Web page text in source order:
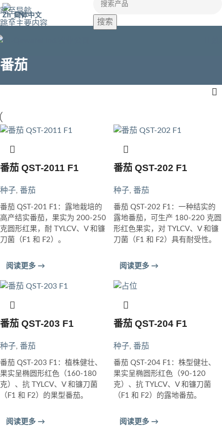
跳至导航
跳至主要内容
简体中文
搜索
番茄
番茄 QST-2011 F1
种子, 番茄
番茄 QST-201 F1：露地栽培的
高产结实番茄，果实为 200-250
克圆形红果，耐 TYLCV、V 和镰
刀菌（F1 和 F2）。
阅读更多 →
番茄 QST-202 F1
种子, 番茄
番茄 QST-202 F1：一种结实的
露地番茄，可生产 180-220 克圆
形红色果实，对 TYLCV、V 和镰
刀菌（F1 和 F2）具有耐受性。
阅读更多 →
番茄 QST-203 F1
种子, 番茄
番茄 QST-203 F1：植株健壮、
果实呈椭圆形红色（160-180
克）、抗 TYLCV、V 和镰刀菌
（F1 和 F2）的果型番茄。
阅读更多 →
番茄 QST-204 F1
种子, 番茄
番茄 QST-204 F1：株型健壮、
果实呈椭圆形红色（90-120
克）、抗 TYLCV、V 和镰刀菌
（F1 和 F2）的露地番茄。
阅读更多 →